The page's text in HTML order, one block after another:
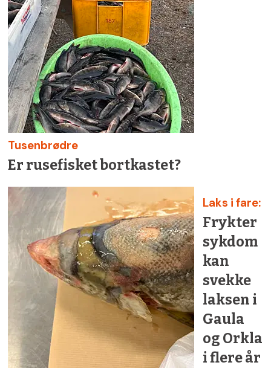
Tusenbrødre
Er rusefisket bortkastet?
Laks i fare:
Frykter
sykdom
kan
svekke
laksen i
Gaula
og Orkla
i flere år